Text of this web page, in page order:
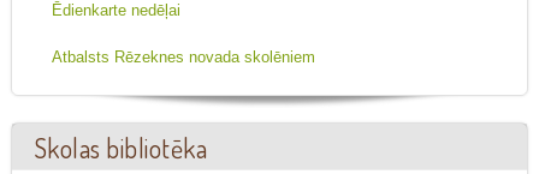
Ēdienkarte nedēļai
Atbalsts Rēzeknes novada skolēniem
Skolas bibliotēka